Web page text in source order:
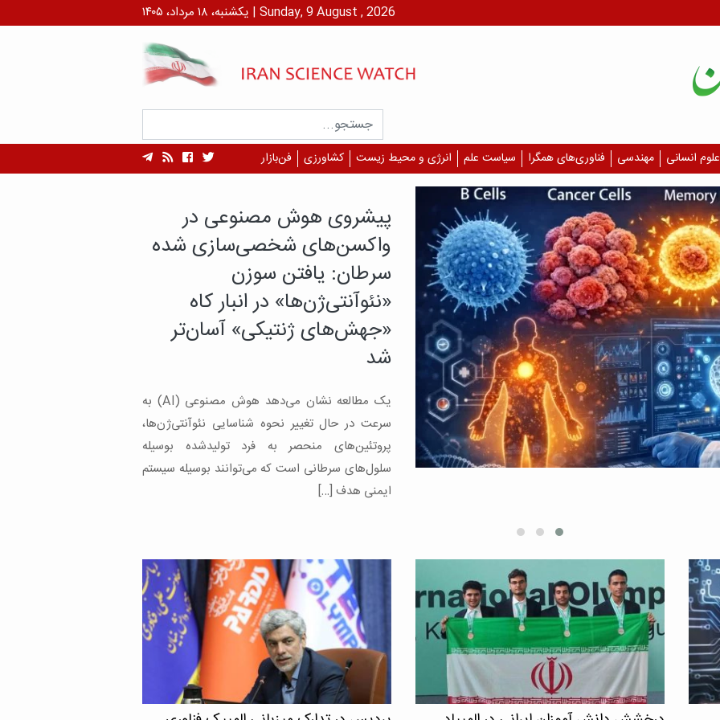
یکشنبه، ۱۸ مرداد، ۱۴۰۵ | Sunday, 9 August , 2026
علوم انسانی مهندسی فناوری‌های همگرا سیاست علم انرژی و محیط زیست کشاورزی فن‌بازار
یافته مهم محققان ایرانی
کدام داروهای دیابت تاثیر
بیشتری بر تخریب عضلات
دارند؟
بررسی‌های جدید محققان ایرانی نشان می‌دهد که
همه داروهای دیابت به یک شکل بر بدن تأثیر
کاهش چربی بدن بسیار […]